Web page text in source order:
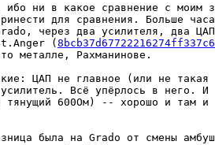
ни в какое сравнение с моим
для сравнения. Больше
через два усилителя, два
(
металле, Рахманинове.
ЦАП не главное (или не такая
Всё упёрлось в него. И
тянущий 600Ом) -- хорошо и там и
была на Grado от смены